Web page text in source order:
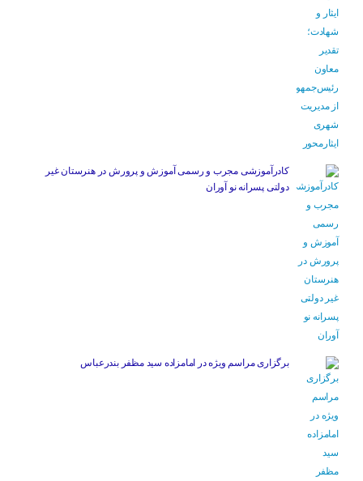
کادرآموزشی مجرب و رسمی آموزش و پرورش در هنرستان غیر
دولتی پسرانه نو آوران
برگزاری مراسم ویژه در امامزاده سید مظفر بندرعباس